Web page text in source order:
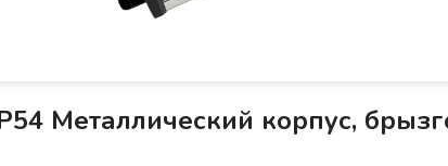
Металлический корпус,